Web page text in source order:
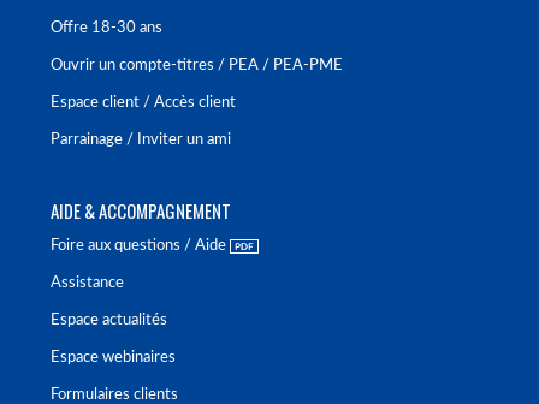
Offre 18-30 ans
Ouvrir un compte-titres / PEA / PEA-PME
Espace client / Accès client
Parrainage / Inviter un ami
AIDE & ACCOMPAGNEMENT
Foire aux questions / Aide
Assistance
Espace actualités
Espace webinaires
Formulaires clients